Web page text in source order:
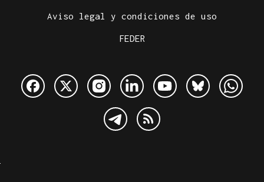
Aviso legal y condiciones de uso
FEDER